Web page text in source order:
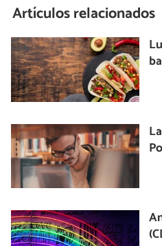
Artículos relacionados